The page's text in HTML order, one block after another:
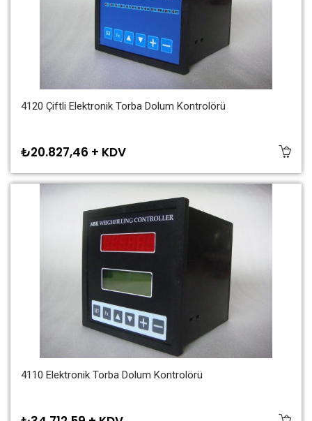
4120 Çiftli Elektronik Torba Dolum Kontrolörü
₺20.827,46 + KDV
4110 Elektronik Torba Dolum Kontrolörü